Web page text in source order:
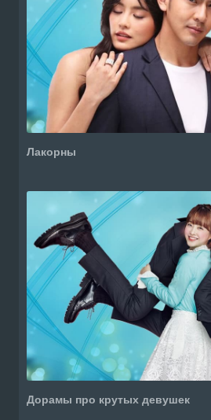
Лакорны
Дорамы про крутых девушек